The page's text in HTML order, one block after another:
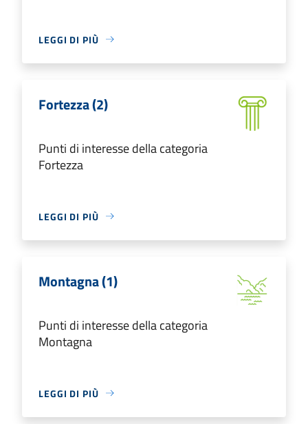
LEGGI DI PIÙ
Fortezza (2)
Punti di interesse della categoria
Fortezza
LEGGI DI PIÙ
Montagna (1)
Punti di interesse della categoria
Montagna
LEGGI DI PIÙ